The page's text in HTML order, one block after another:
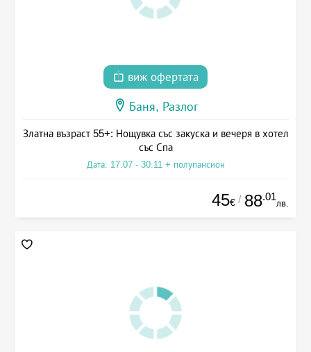
виж офертата
Баня, Разлог
Златна възраст 55+: Нощувка със закуска и вечеря в хотел
със Спа
Дата: 17.07 - 30.11 + полупансион
45€ / 88.01
лв.